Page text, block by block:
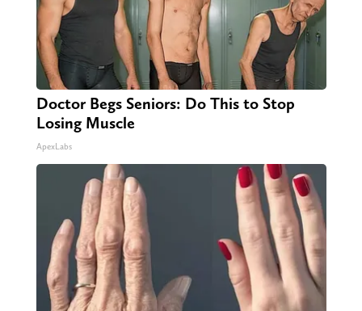
Doctor Begs Seniors: Do This to Stop
Losing Muscle
ApexLabs